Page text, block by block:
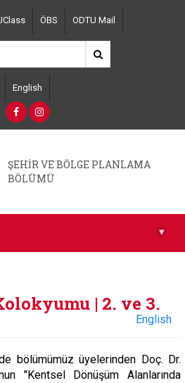
ÖBS ODTU Mail
English
ŞEHİR VE BÖLGE PLANLAMA
BÖLÜMÜ
▾
| 2. ve 3.
English
bölümümüz üyelerinden Doç. Dr.
"Kentsel Dönüşüm Alanlarında